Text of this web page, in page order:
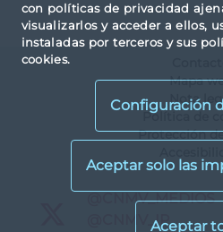
con políticas de privacidad
visualizarlos y acceder a ellos,
instaladas por terceros y sus
cookies.
Configuración
Mapa
Nota
Política de
Protección
@CNMV_MEDIOS
@CNMV_IP